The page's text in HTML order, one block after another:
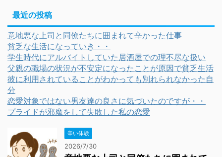
最近の投稿
意地悪な上司と同僚たちに囲まれて辛かった仕事
貧乏な生活になっていき・・
学生時代にアルバイトしていた居酒屋での理不尽な扱い
父親の職場の状況が不安定になったことが原因で貧乏生活
彼に利用されていることがわかっても別れられなかった自
分
恋愛対象ではない男友達の良さに気づいたのですが・・
プライドが邪魔をして失敗した私の恋愛
辛い体験
2026/7/30